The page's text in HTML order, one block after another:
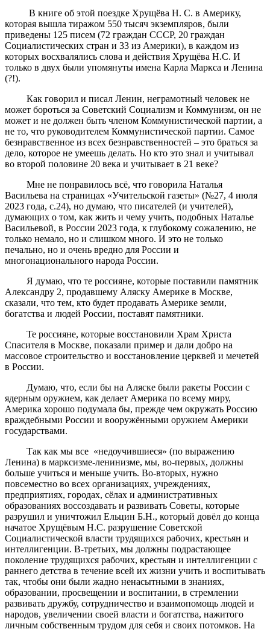
В книге об этой поездке Хрущёва Н. С. в Америку,
которая вышла тиражом 550 тысяч экземпляров, были
приведены 125 писем (72 граждан СССР, 20 граждан
Социалистических стран и 33 из Америки), в каждом из
которых восхвалялись слова и действия Хрущёва Н.С. И
только в двух были упомянуты имена Карла Маркса и Ленина
(?!).
Как говорил и писал Ленин, неграмотный человек не
может бороться за Советский Социализм и Коммунизм, он не
может и не должен быть членом Коммунистической партии, а
не то, что руководителем Коммунистической партии. Самое
безнравственное из всех безнравственностей – это браться за
дело, которое не умеешь делать. Но кто это знал и учитывал
во второй половине 20 века и учитывает в 21 веке?
Мне не понравилось всё, что говорила Наталья
Васильева на страницах «Учительской газеты» (№27, 4 июля
2023 года, с.24), но думаю, что писателей (и учителей),
думающих о том, как жить и чему учить, подобных Наталье
Васильевой, в России 2023 года, к глубокому сожалению, не
только немало, но и слишком много. И это не только
печально, но и очень вредно для России и
многонационального народа России.
Я думаю, что те россияне, которые поставили памятник
Александру 2, продавшему Аляску Америке в Москве,
сказали, что тем, кто будет продавать Америке земли,
богатства и людей России, поставят памятники.
Те россияне, которые восстановили Храм Христа
Спасителя в Москве, показали пример и дали добро на
массовое строительство и восстановление церквей и мечетей
в России.
Думаю, что, если бы на Аляске были ракеты России с
ядерным оружием, как делает Америка по всему миру,
Америка хорошо подумала бы, прежде чем окружать Россию
враждебными России и вооружёнными оружием Америки
государствами.
Так как мы все «недоучившиеся» (по выражению
Ленина) в марксизме-ленинизме, мы, во-первых, должны
больше учиться и меньше учить. Во-вторых, нужно
повсеместно во всех организациях, учреждениях,
предприятиях, городах, сёлах и административных
образованиях воссоздавать и развивать Советы, которые
разрушил и уничтожил Ельцин Б.Н., который довёл до конца
начатое Хрущёвым Н.С. разрушение Советской
Социалистической власти трудящихся рабочих, крестьян и
интеллигенции. В-третьих, мы должны подрастающее
поколение трудящихся рабочих, крестьян и интеллигенции с
раннего детства в течение всей их жизни учить и воспитывать
так, чтобы они были жадно ненасытными в знаниях,
образовании, просвещении и воспитании, в стремлении
развивать дружбу, сотрудничество и взаимопомощь людей и
народов, увеличении своей власти и богатства, нажитого
личным собственным трудом для себя и своих потомков. На